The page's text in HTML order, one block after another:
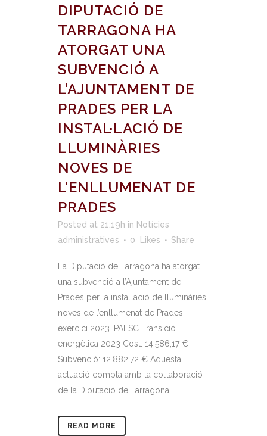
DIPUTACIÓ DE
TARRAGONA HA
ATORGAT UNA
SUBVENCIÓ A
L’AJUNTAMENT DE
PRADES PER LA
INSTAL·LACIÓ DE
LLUMINÀRIES
NOVES DE
L’ENLLUMENAT DE
PRADES
Posted at 21:19h in Notícies
administratives
0 Likes Share
La Diputació de Tarragona ha atorgat
una subvenció a l’Ajuntament de
Prades per la instal·lació de lluminàries
noves de l’enllumenat de Prades,
exercici 2023. PAESC Transició
energètica 2023 Cost: 14.586,17 €
Subvenció: 12.882,72 € Aquesta
actuació compta amb la col·laboració
de la Diputació de Tarragona ...
READ MORE